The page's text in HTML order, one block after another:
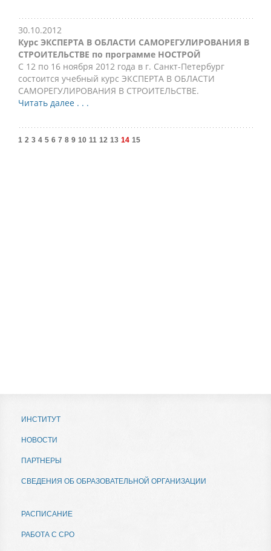
30.10.2012
Курс ЭКСПЕРТА В ОБЛАСТИ САМОРЕГУЛИРОВАНИЯ В
СТРОИТЕЛЬСТВЕ по программе НОСТРОЙ
С 12 по 16 ноября 2012 года в г. Санкт-Петербург
состоится учебный курс ЭКСПЕРТА В ОБЛАСТИ
САМОРЕГУЛИРОВАНИЯ В СТРОИТЕЛЬСТВЕ.
Читать далее . . .
1 2 3 4 5 6 7 8 9 10 11 12 13 14 15
ИНСТИТУТ
НОВОСТИ
ПАРТНЕРЫ
СВЕДЕНИЯ ОБ ОБРАЗОВАТЕЛЬНОЙ ОРГАНИЗАЦИИ
РАСПИСАНИЕ
РАБОТА С СРО